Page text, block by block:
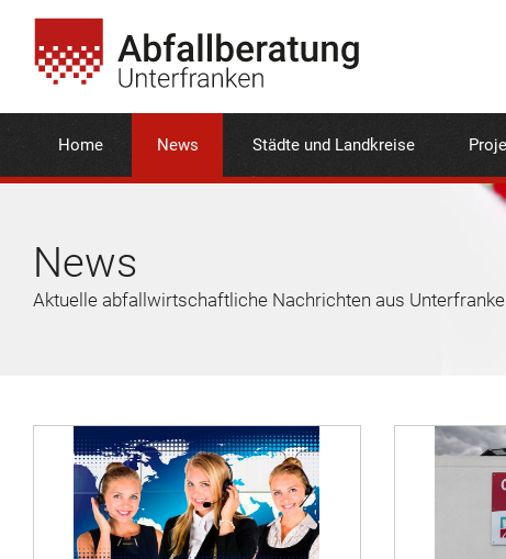
Home News Städte und Landkreise
News
Aktuelle abfallwirtschaftliche Nachrichten aus